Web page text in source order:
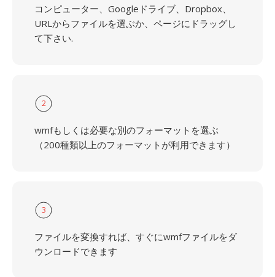
コンピューター、Googleドライブ、Dropbox、
URLからファイルを選ぶか、ページにドラッグし
て下さい.
2
wmfもしくは必要な別のフォーマットを選ぶ
（200種類以上のフォーマットが利用できます）
3
ファイルを変換すれば、すぐにwmfファイルをダ
ウンロードできます